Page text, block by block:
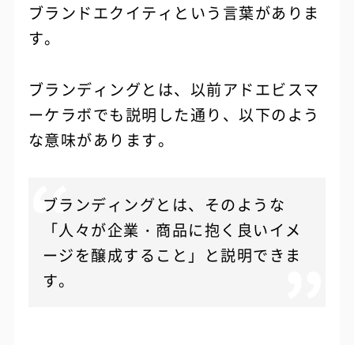
ブランドエクイティという言葉がありま
す。
ブランディングとは、以前アドエビスマ
ーケラボでも説明した通り、以下のよう
な意味があります。
ブランディングとは、そのような
「人々が企業・商品に抱く良いイメ
ージを醸成すること」と説明できま
す。